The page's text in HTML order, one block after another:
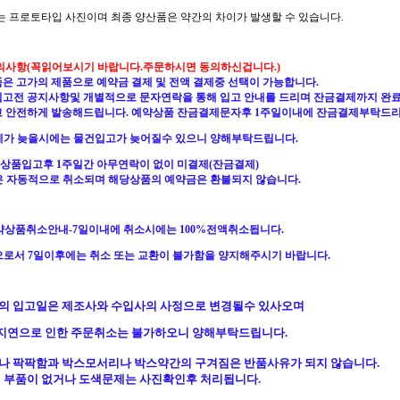
프로토타입 사진이며 최종 양산품은 약간의 차이가 발생할 수 있습니다.
사항(꼭읽어보시기 바랍니다.주문하시면 동의하신겁니다.)
고가의 제품으로 예약금 결제 및 전액 결제중 선택이 가능합니다.
전 공지사항및 개별적으로 문자연락을 통해 입고 안내를 드리며 잔금결제까지 완
전하게 발송해드립니다. 예약상품 잔금결제문자후 1주일이내에 잔금결제부탁드
가 늦을시에는 물건입고가 늦어질수 있으니 양해부탁드립니다.
상품입고후 1주일간 아무연락이 없이 미결제(잔금결제)
자동적으로 취소되며 해당상품의 예약금은 환불되지 않습니다.
상품취소안내-7일이내에 취소시에는 100%전액취소됩니다.
로서 7일이후에는 취소 또는 교환이 불가함을 양지해주시기 바랍니다.
입고일은 제조사와 수입사의 사정으로 변경될수 있사오며
연으로 인한 주문취소는 불가하오니 양해부탁드립니다.
팍팍함과 박스모서리나 박스약간의 구겨짐은 반품사유가 되지 않습니다.
품이 없거나 도색문제는 사진확인후 처리됩니다.